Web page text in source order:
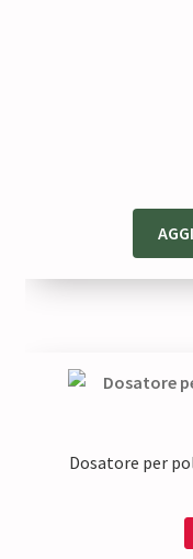
Dosatore per